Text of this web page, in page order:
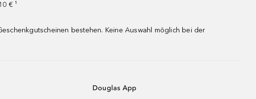
€ ¹
bestehen. Keine Auswahl möglich bei der
Douglas App